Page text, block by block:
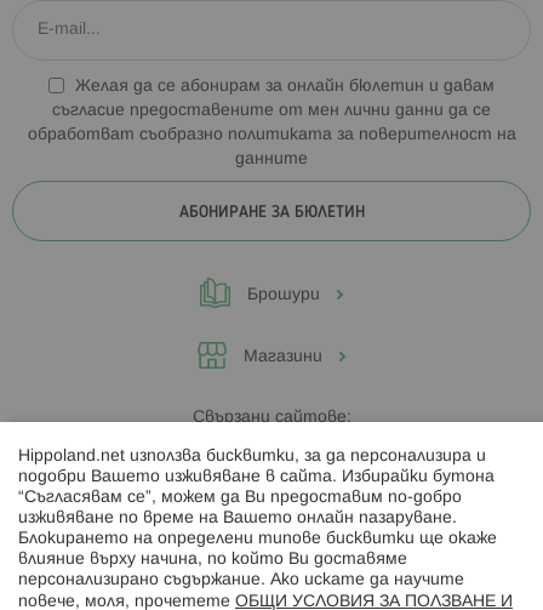
Желая да се абонирам за онлайн бюлетин и давам
съгласие предоставените от мен лични данни да се
обработват съобразно политиката за поверителност на
данните
АБОНИРАНЕ ЗА БЮЛЕТИН
Брошури
Магазини
Свързани сайтове:
Hippoland.ro
Последвайте ни:
Hippoland.net използва бисквитки, за да персонализира и
подобри Вашето изживяване в сайта. Избирайки бутона
“Съгласявам се”, можем да Ви предоставим по-добро
изживяване по време на Вашето онлайн пазаруване.
Блокирането на определени типове бисквитки ще окаже
влияние върху начина, по който Ви доставяме
персонализирано съдържание. Ако искате да научите
повече, моля, прочетете ОБЩИ УСЛОВИЯ ЗА ПОЛЗВАНЕ И